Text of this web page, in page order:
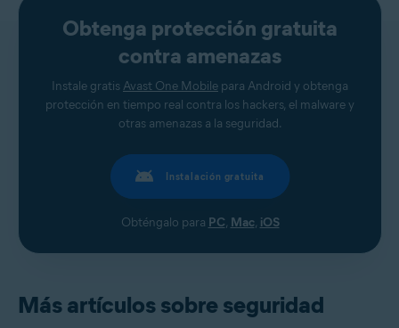
Obtenga protección gratuita
contra amenazas
Instale gratis Avast One Mobile para Android y obtenga
protección en tiempo real contra los hackers, el malware y
otras amenazas a la seguridad.
Instalación gratuita
Obténgalo para PC, Mac, iOS
Más artículos sobre seguridad